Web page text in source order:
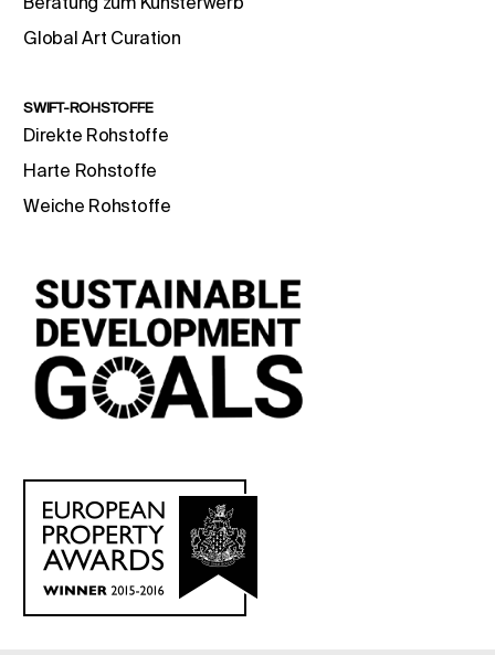
Global Art Curation
SWIFT-ROHSTOFFE
Direkte Rohstoffe
Harte Rohstoffe
Weiche Rohstoffe